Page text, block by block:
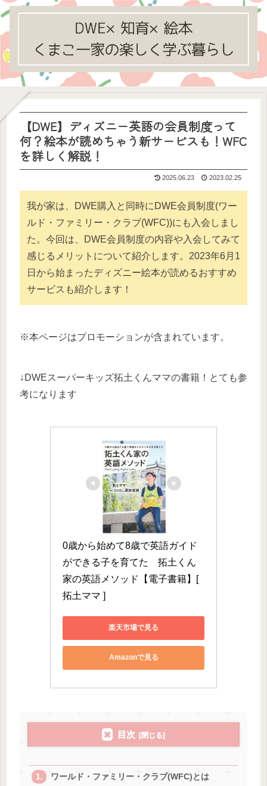
【DWE】ディズニー英語の会員制度って
何？絵本が読めちゃう新サービスも！WFC
を詳しく解説！
2025.06.23 2023.02.25
我が家は、DWE購入と同時にDWE会員制度(ワー
ルド・ファミリー・クラブ(WFC))にも入会しまし
た。今回は、DWE会員制度の内容や入会してみて
感じるメリットについて紹介します。2023年6月1
日から始まったディズニー絵本が読めるおすすめ
サービスも紹介します！
※本ページはプロモーションが含まれています。
↓DWEスーパーキッズ拓土くんママの書籍！とても参
考になります
0歳から始めて8歳で英語ガイド
ができる子を育てた　拓土くん
家の英語メソッド【電子書籍】[
拓土ママ ]
楽天市場で見る
Amazonで見る
目次
ワールド・ファミリー・クラブ(WFC)とは